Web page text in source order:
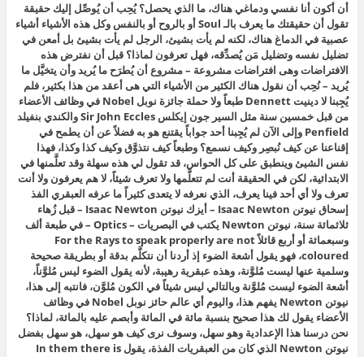
أن أكون أنا نفسي ودماغي هناك، ما الذي يحصل؟ يُحِب أن يُوصِّل إليك حقيقة
تقول أن حقيقتك ما يعرف بالـ Soul أو بالروح أو بالنفس وكل هذه الأشياء أشياء
عصبية في الدماغ هناك، لكنه لم يأت بشيئ، الرجل لم يأت بشيئ بل أمعن في
تضليل نفسه وتضليل مَن يُصدِّقه، فهل تعرفون لماذا؟ قبل أن نفترض هذه
الافتراضات وهى افتراضات مشروعة – مشروع أن يُطرَح ما يُريد وأن يتخيَّل ما
يُريد – نُحِب أن نقول هناك الكثير من الأشياء التي هى أعقد من هذا بكثير، فلم
يُجِبنا لا دينيت Dennett طبعاً ولا حملة جائزة نوبل Nobel في وظائف الأعضاء
من قبل خمسين سنة مثل السير جون إيكلس Sir John Eccles والكندي بنفيلد
Penfield وإلى الآن لم يُجِبنا أحد جواباً يقتنع هو به فضلاً عن أن يطمح في
إقناعنا عن كيف نُبصِر وكيف نسمع؟ وطبعاً كيف نتذوَّق وكيف كذا وكذا، فهذا
نفس الشيئ وينطبق على كل الحواس، قد تقول لي هذه سهلة وقد تعلَّمنها في
الابتدائية، لكن في الحقيقة أنت لم تتعلَّمها ولا تعرف شيئاً، لا هم يعرفون ولا أنت
تعرف ولا أي أحد فينا يعرف، الذي نعرفه لا يتعدى كثيراً ما عرفه العبقري الفذ
إسحاق نيوتن Isaac Newton – أيزك نيوتن Isaac Newton – قبل زُهاء
ثلاثمائة سنة، نيوتن Newton يكتب في البصريات – Optics – في طبعة ألف
وسبعمائة أو أربع قائلاً For the Rays to speak properly are not
coloured، فهو يقول أشعة الضوء إذ أردنا أن نتكلَّم بدقة أو بطريقة صحيحة
وسلمية عنها ليست مُلوَّنة، وهذه عبقرية رهيبة، لأنه يقول الضوء ليس مُلوَّناً،
أشعة الضوء ليست مُلوَّنة وبالتالي ليس شيئاً في الكون مُلوَّن، فانتبه إلى هذا،
نيوتن Newton يفهم هذا، واليوم أي عالم حائز نوبل Nobel في وظائف
الأعضاء يقول لك هذا صحيح بنسبة مائة في المائة وأبصم عليه بالمائة، لماذا؟
نحن درسنا هذا الإعدادية وهو سهل، وسوف نرى كيف هو سهل، هو سهل بفضل
نيوتن Newton الذي كان من العبقريات الفذة، يقول In them there is